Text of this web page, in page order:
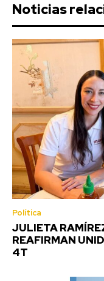
Noticias
Política
JULIETA
REAFIRMAN
4T